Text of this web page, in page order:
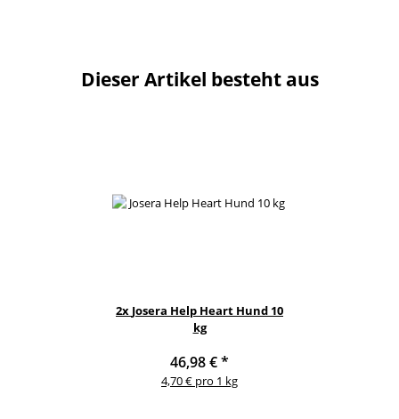
Dieser Artikel besteht aus
2x Josera Help Heart Hund 10
kg
46,98 €*
4,70 € pro 1 kg